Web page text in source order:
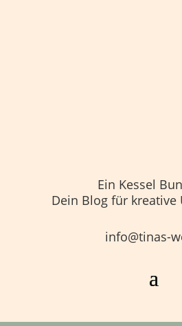
Ein Kessel
Dein Blog für
info@tinas-